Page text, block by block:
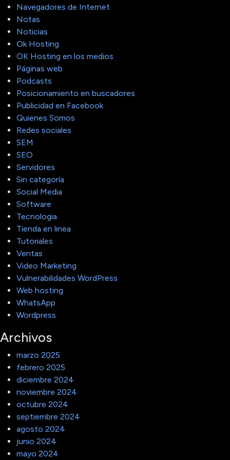
Navegadores de Internet
Notas
Noticias
Ok Hosting
OK Hosting en los medios
Páginas web
Podcasts
Posicionamiento en buscadores
Publicidad en Facebook
Quienes Somos
Redes sociales
SEM
SEO
Servidores
Sin categoría
Social Media
Software
Tecnologia
Tienda en linea
Tutoriales
Ventas
Video Marketing
Vulnerabilidades WordPress
Web hosting
WhatsApp
Wordpress
Archivos
marzo 2025
febrero 2025
diciembre 2024
noviembre 2024
octubre 2024
septiembre 2024
agosto 2024
junio 2024
mayo 2024